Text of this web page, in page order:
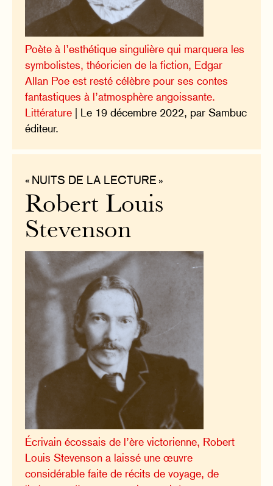
Poète à l’esthétique singulière qui marquera les
symbolistes, théoricien de la fiction, Edgar
Allan Poe est resté célèbre pour ses contes
fantastiques à l’atmosphère angoissante.
Littérature | Le 19 décembre 2022, par Sambuc
éditeur.
« NUITS DE LA LECTURE »
Robert Louis
Stevenson
Écrivain écossais de l’ère victorienne, Robert
Louis Stevenson a laissé une œuvre
considérable faite de récits de voyage, de